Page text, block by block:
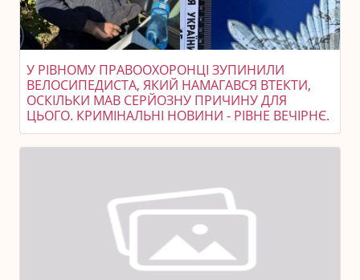
У РІВНОМУ ПРАВООХОРОНЦІ ЗУПИНИЛИ
ВЕЛОСИПЕДИСТА, ЯКИЙ НАМАГАВСЯ ВТЕКТИ,
ОСКІЛЬКИ МАВ СЕРЙОЗНУ ПРИЧИНУ ДЛЯ
ЦЬОГО. КРИМІНАЛЬНІ НОВИНИ - РІВНЕ ВЕЧІРНЄ.